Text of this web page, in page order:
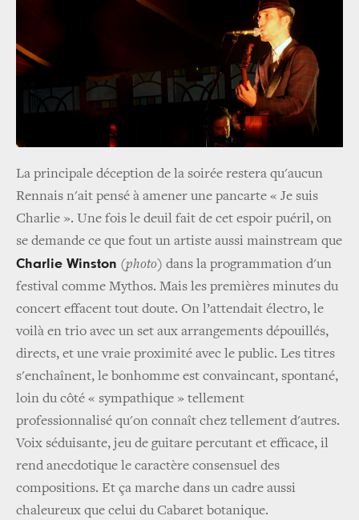
La principale déception de la soirée restera qu'aucun
Rennais n'ait pensé à amener une pancarte « Je suis
Charlie ». Une fois le deuil fait de cet espoir puéril, on
se demande ce que fout un artiste aussi mainstream que
Charlie Winston (photo) dans la programmation d'un
festival comme Mythos. Mais les premières minutes du
concert effacent tout doute. On l’attendait électro, le
voilà en trio avec un set aux arrangements dépouillés,
directs, et une vraie proximité avec le public. Les titres
s'enchaînent, le bonhomme est convaincant, spontané,
loin du côté « sympathique » tellement
professionnalisé qu'on connaît chez tellement d'autres.
Voix séduisante, jeu de guitare percutant et efficace, il
rend anecdotique le caractère consensuel des
compositions. Et ça marche dans un cadre aussi
chaleureux que celui du Cabaret botanique.